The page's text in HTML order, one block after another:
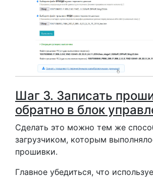
Шаг 3. Записать
обратно в блок
Сделать это можно тем же
загрузчиком, которым
прошивки.
Главное убедиться, что